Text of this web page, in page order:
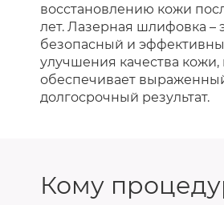
восстановлению кожи
лет. Лазерная шлифовка –
безопасный и
улучшения качества кожи,
обеспечивает
долгосрочный результат.
Кому